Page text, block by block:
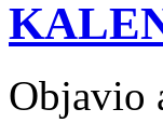
Objavio